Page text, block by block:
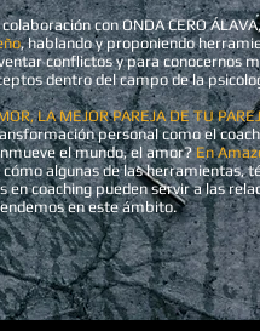
colaboración con ONDA CERO
, hablando y proponiendo
conflictos y para conocernos
dentro del campo de la
LA MEJOR PAREJA DE TU
personal como el
el mundo, el amor?En
algunas de las herramientas,
coaching pueden servir a las
en este ámbito.